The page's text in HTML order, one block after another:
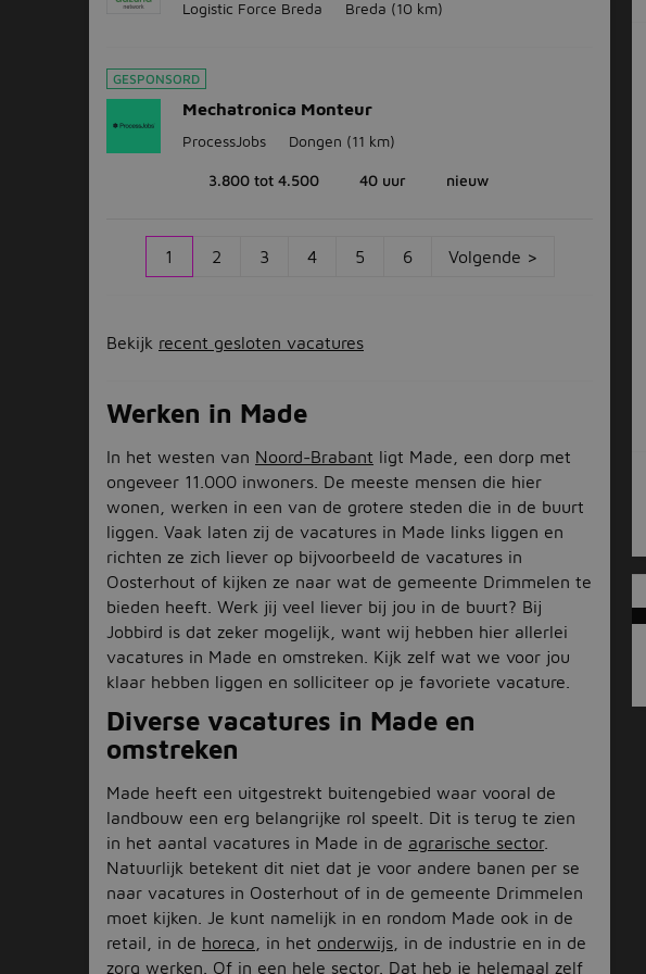
Logistic Force Breda Breda (10 km)
GESPONSORD
Mechatronica Monteur
ProcessJobs Dongen (11 km)
3.800 tot 4.500 40 uur nieuw
1 2 3 4 5 6 Volgende >
Bekijk recent gesloten vacatures
Werken in Made
In het westen van Noord-Brabant ligt Made, een dorp met
ongeveer 11.000 inwoners. De meeste mensen die hier
wonen, werken in een van de grotere steden die in de buurt
liggen. Vaak laten zij de vacatures in Made links liggen en
richten ze zich liever op bijvoorbeeld de vacatures in
Oosterhout of kijken ze naar wat de gemeente Drimmelen te
bieden heeft. Werk jij veel liever bij jou in de buurt? Bij
Jobbird is dat zeker mogelijk, want wij hebben hier allerlei
vacatures in Made en omstreken. Kijk zelf wat we voor jou
klaar hebben liggen en solliciteer op je favoriete vacature.
Diverse vacatures in Made en
omstreken
Made heeft een uitgestrekt buitengebied waar vooral de
landbouw een erg belangrijke rol speelt. Dit is terug te zien
in het aantal vacatures in Made in de agrarische sector.
Natuurlijk betekent dit niet dat je voor andere banen per se
naar vacatures in Oosterhout of in de gemeente Drimmelen
moet kijken. Je kunt namelijk in en rondom Made ook in de
retail, in de horeca , in het onderwijs , in de industrie en in de
zorg werken. Of in een hele sector. Dat heb je helemaal zelf